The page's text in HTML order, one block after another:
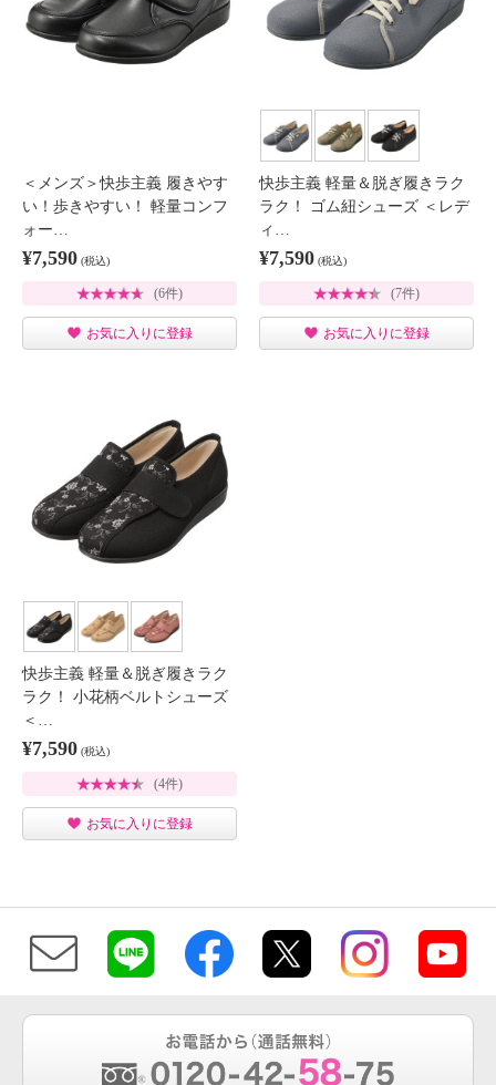
＜メンズ＞快歩主義 履きやす
い！歩きやすい！ 軽量コンフ
ォー…
¥7,590 (税込)
(6件)
お気に入りに登録
快歩主義 軽量＆脱ぎ履きラク
ラク！ ゴム紐シューズ ＜レデ
ィ…
¥7,590 (税込)
(7件)
お気に入りに登録
快歩主義 軽量＆脱ぎ履きラク
ラク！ 小花柄ベルトシューズ
＜…
¥7,590 (税込)
(4件)
お気に入りに登録